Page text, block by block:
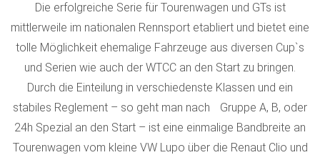
Die erfolgreiche Serie für Tourenwagen und GTs ist
mittlerweile im nationalen Rennsport etabliert und bietet eine
tolle Möglichkeit ehemalige Fahrzeuge aus diversen Cup`s
und Serien wie auch der WTCC an den Start zu bringen.
Durch die Einteilung in verschiedenste Klassen und ein
stabiles Reglement – so geht man nach Gruppe A, B, oder
24h Spezial an den Start – ist eine einmalige Bandbreite an
Tourenwagen vom kleine VW Lupo über die Renaut Clio und